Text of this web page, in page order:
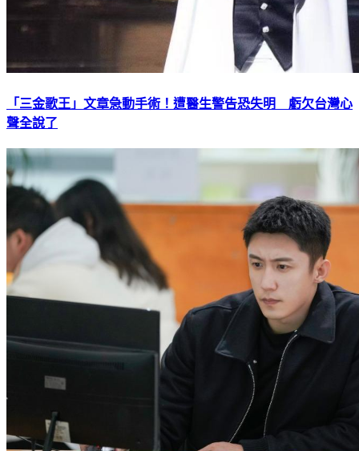
「三金歌王」文章急動手術！遭醫生警告恐失明 虧欠台灣心
聲全說了